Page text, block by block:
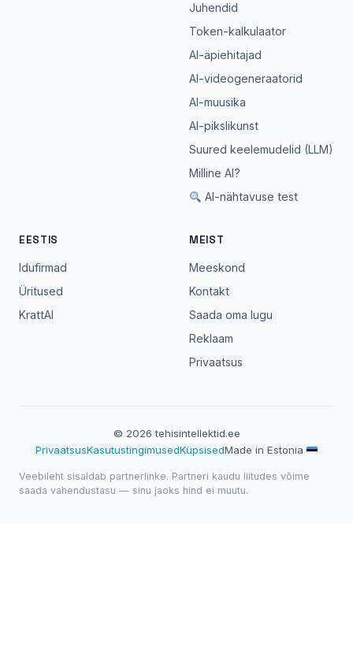
Juhendid
Token-kalkulaator
AI-äpiehitajad
AI-videogeneraatorid
AI-muusika
AI-pikslikunst
Suured keelemudelid (LLM)
Milline AI?
AI-nähtavuse test
EESTIS
Idufirmad
Üritused
KrattAI
MEIST
Meeskond
Kontakt
Saada oma lugu
Reklaam
Privaatsus
© 2026 tehisintellektid.ee
PrivaatsusKasutustingimusedKüpsisedMade in Estonia
Veebileht sisaldab partnerlinke. Partneri kaudu liitudes võime
saada vahendustasu — sinu jaoks hind ei muutu.